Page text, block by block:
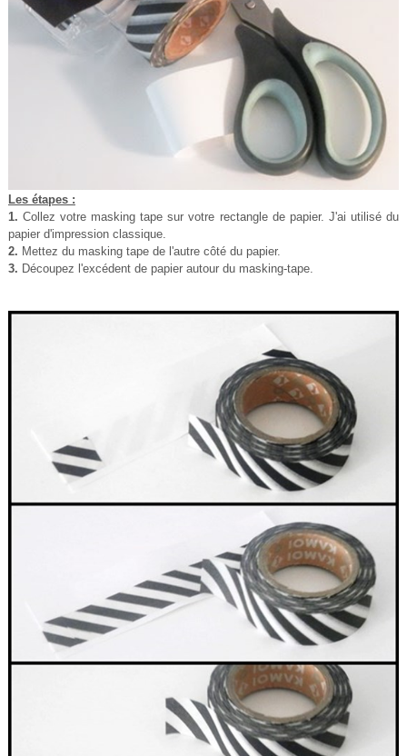
Les étapes :
1. Collez votre masking tape sur votre rectangle de papier. J'ai utilisé du
papier d'impression classique.
2. Mettez du masking tape de l'autre côté du papier.
3. Découpez l'excédent de papier autour du masking-tape.